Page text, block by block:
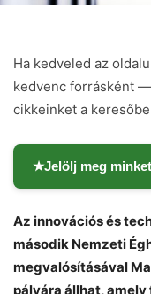
Ha kedveled az
kedvenc forrásként
cikkeinket a
★Jelölj meg
Az innovációs és
második Nemzeti
megvalósításával
pályára állhat,